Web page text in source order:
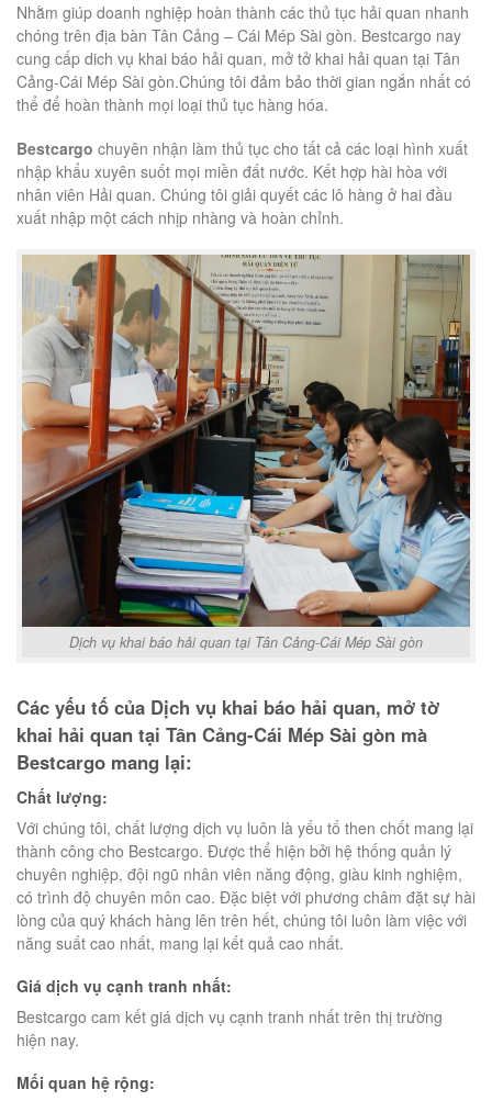
Nhằm giúp doanh nghiệp hoàn thành các thủ tục hải quan nhanh
chóng trên địa bàn Tân Cảng – Cái Mép Sài gòn. Bestcargo nay
cung cấp dich vụ khai báo hải quan, mở tở khai hải quan tại Tân
Cảng-Cái Mép Sài gòn.Chúng tôi đảm bảo thời gian ngắn nhất có
thể để hoàn thành mọi loại thủ tục hàng hóa.
Bestcargo chuyên nhận làm thủ tục cho tất cả các loại hình xuất
nhập khẩu xuyên suốt mọi miền đất nước. Kết hợp hài hòa với
nhân viên Hải quan. Chúng tôi giải quyết các lô hàng ở hai đầu
xuất nhập một cách nhịp nhàng và hoàn chỉnh.
Dịch vụ khai báo hải quan tại Tân Cảng-Cái Mép Sài gòn
Các yếu tố của Dịch vụ khai báo hải quan, mở tờ
khai hải quan tại Tân Cảng-Cái Mép Sài gòn mà
Bestcargo mang lại:
Chất lượng:
Với chúng tôi, chất lượng dịch vụ luôn là yếu tố then chốt mang lại
thành công cho Bestcargo. Được thể hiện bởi hệ thống quản lý
chuyên nghiệp, đội ngũ nhân viên năng động, giàu kinh nghiệm,
có trình độ chuyên môn cao. Đặc biệt với phương châm đặt sự hài
lòng của quý khách hàng lên trên hết, chúng tôi luôn làm việc với
năng suất cao nhất, mang lại kết quả cao nhất.
Giá dịch vụ cạnh tranh nhất:
Bestcargo cam kết giá dịch vụ cạnh tranh nhất trên thị trường
hiện nay.
Mối quan hệ rộng: